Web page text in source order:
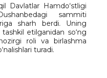
Davlatlar Hamdo‘stligi
sammiti
sharh berdi. Uning
etilganidan so‘ng
roli va birlashma
turadi.